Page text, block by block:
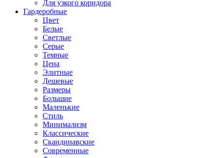
Для узкого коридора
Гардеробные
Цвет
Белые
Светлые
Серые
Темные
Цена
Элитные
Дешевые
Размеры
Большие
Маленькие
Стиль
Минимализм
Классические
Скандинавские
Современные